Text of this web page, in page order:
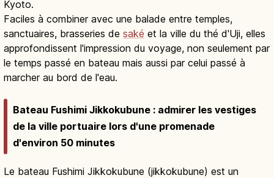
Kyoto.
Faciles à combiner avec une balade entre temples,
sanctuaires, brasseries de saké et la ville du thé d'Uji, elles
approfondissent l'impression du voyage, non seulement par
le temps passé en bateau mais aussi par celui passé à
marcher au bord de l'eau.
Bateau Fushimi Jikkokubune : admirer les vestiges
de la ville portuaire lors d'une promenade
d'environ 50 minutes
Le bateau Fushimi Jikkokubune (jikkokubune) est un